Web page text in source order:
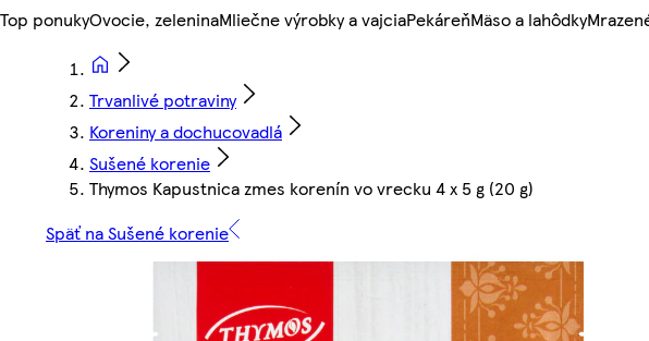
Top ponukyOvocie, zeleninaMliečne výrobky a vajciaPekáreňMäso a lahôdky
Trvanlivé potraviny
Koreniny a dochucovadlá
Sušené korenie
Thymos Kapustnica zmes korenín vo vrecku 4 x 5 g (20 g)
Späť na Sušené korenie